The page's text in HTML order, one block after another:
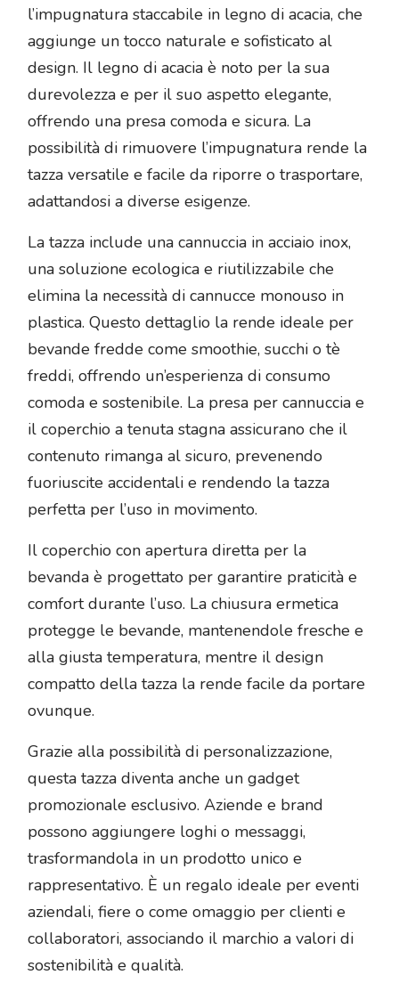
l’impugnatura staccabile in legno di acacia, che
aggiunge un tocco naturale e sofisticato al
design. Il legno di acacia è noto per la sua
durevolezza e per il suo aspetto elegante,
offrendo una presa comoda e sicura. La
possibilità di rimuovere l’impugnatura rende la
tazza versatile e facile da riporre o trasportare,
adattandosi a diverse esigenze.
La tazza include una cannuccia in acciaio inox,
una soluzione ecologica e riutilizzabile che
elimina la necessità di cannucce monouso in
plastica. Questo dettaglio la rende ideale per
bevande fredde come smoothie, succhi o tè
freddi, offrendo un’esperienza di consumo
comoda e sostenibile. La presa per cannuccia e
il coperchio a tenuta stagna assicurano che il
contenuto rimanga al sicuro, prevenendo
fuoriuscite accidentali e rendendo la tazza
perfetta per l’uso in movimento.
Il coperchio con apertura diretta per la
bevanda è progettato per garantire praticità e
comfort durante l’uso. La chiusura ermetica
protegge le bevande, mantenendole fresche e
alla giusta temperatura, mentre il design
compatto della tazza la rende facile da portare
ovunque.
Grazie alla possibilità di personalizzazione,
questa tazza diventa anche un gadget
promozionale esclusivo. Aziende e brand
possono aggiungere loghi o messaggi,
trasformandola in un prodotto unico e
rappresentativo. È un regalo ideale per eventi
aziendali, fiere o come omaggio per clienti e
collaboratori, associando il marchio a valori di
sostenibilità e qualità.